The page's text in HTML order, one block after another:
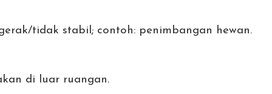
tidak stabil; contoh: penimbangan hewan.
di luar ruangan.